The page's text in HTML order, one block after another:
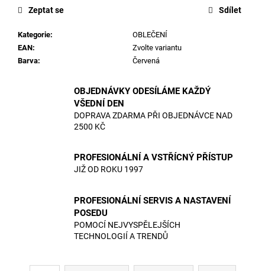
Kategorie:
OBLEČENÍ
EAN:
Zvolte variantu
Barva: Červená
Zeptat se Sdílet
OBJEDNÁVKY ODESÍLÁME KAŽDÝ
VŠEDNÍ DEN
DOPRAVA ZDARMA PŘI OBJEDNÁVCE NAD
2500 KČ
PROFESIONÁLNÍ A VSTŘÍCNÝ PŘÍSTUP
JIŽ OD ROKU 1997
PROFESIONÁLNÍ SERVIS A NASTAVENÍ
POSEDU
POMOCÍ NEJVYSPĚLEJŠÍCH
TECHNOLOGIÍ A TRENDŮ